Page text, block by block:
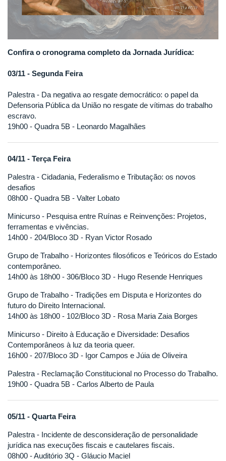
Confira o cronograma completo da Jornada Jurídica:
03/11 - Segunda Feira
Palestra - Da negativa ao resgate democrático: o papel da
Defensoria Pública da União no resgate de vítimas do trabalho
escravo.
19h00 - Quadra 5B - Leonardo Magalhães
04/11 - Terça Feira
Palestra - Cidadania, Federalismo e Tributação: os novos
desafios
08h00 - Quadra 5B - Valter Lobato
Minicurso - Pesquisa entre Ruínas e Reinvenções: Projetos,
ferramentas e vivências.
14h00 - 204/Bloco 3D - Ryan Victor Rosado
Grupo de Trabalho - Horizontes filosóficos e Teóricos do Estado
contemporâneo.
14h00 às 18h00 - 306/Bloco 3D - Hugo Resende Henriques
Grupo de Trabalho - Tradições em Disputa e Horizontes do
futuro do Direito Internacional.
14h00 às 18h00 - 102/Bloco 3D - Rosa Maria Zaia Borges
Minicurso - Direito à Educação e Diversidade: Desafios
Contemporâneos à luz da teoria queer.
16h00 - 207/Bloco 3D - Igor Campos e Júia de Oliveira
Palestra - Reclamação Constitucional no Processo do Trabalho.
19h00 - Quadra 5B - Carlos Alberto de Paula
05/11 - Quarta Feira
Palestra - Incidente de desconsideração de personalidade
jurídica nas execuções fiscais e cautelares fiscais.
08h00 - Auditório 3Q - Gláucio Maciel